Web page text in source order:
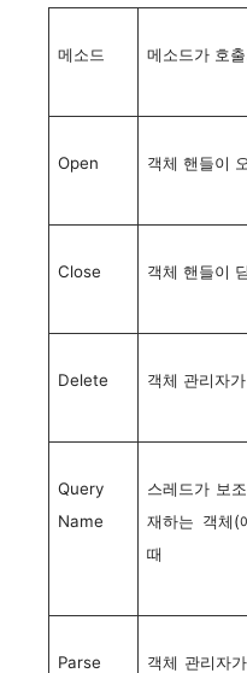
메소드 메소드가 호
Open 객체 핸들이
Close 객체 핸들이
Delete 객체 관리자
Query
Name
스레드가 보
재하는 객체(
때
Parse
객체 관리자